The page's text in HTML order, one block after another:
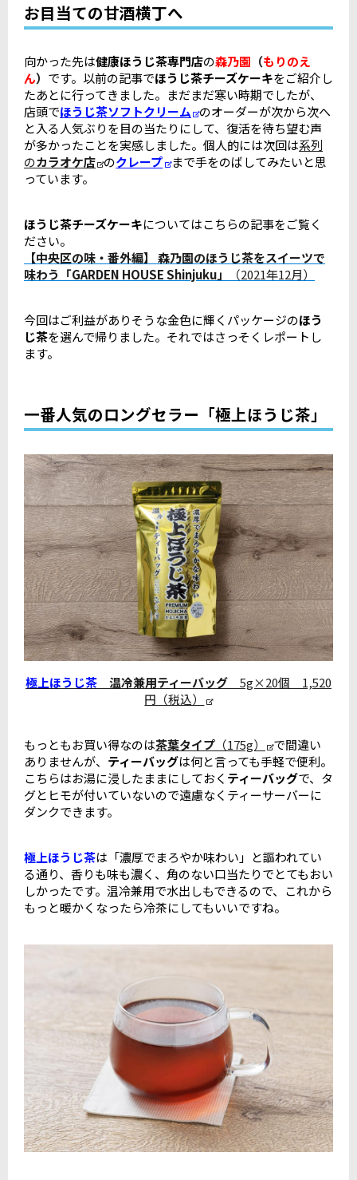
お目当ての甘酒横丁へ
向かった先は健康ほうじ茶専門店の森乃園 （もりのえ
ん） です。以前の記事でほうじ茶チーズケーキをご紹介し
たあとに行ってきました。まだまだ寒い時期でしたが、
店頭でほうじ茶ソフトクリーム のオーダーが次から次へ
と入る人気ぶりを目の当たりにして、復活を待ち望む声
が多かったことを実感しました。個人的には次回は系列
のカラオケ店 のクレープ まで手をのばしてみたいと思
っています。
ほうじ茶チーズケーキについてはこちらの記事をご覧く
ださい。
【中央区の味・番外編】 森乃園のほうじ茶をスイーツで
味わう「GARDEN HOUSE Shinjuku」
（2021年12月）
今回はご利益がありそうな金色に輝くパッケージのほう
じ茶を選んで帰りました。それではさっそくレポートし
ます。
一番人気のロングセラー「極上ほうじ茶」
極上ほうじ茶 温冷兼用ティーバッグ 5g×20個 1,520
円（税込）
もっともお買い得なのは茶葉タイプ （175g）
で間違い
ありませんが、 ティーバッグは何と言っても手軽で便利。
こちらはお湯に浸したままにしておく ティーバッグで、タ
グとヒモが付いていないので遠慮なくティーサーバーに
ダンクできます。
極上ほうじ茶は「濃厚でまろやか味わい」と謳われてい
る通り、香りも味も濃く、角のない口当たりでとてもおい
しかったです。温冷兼用で水出しもできるので、これから
もっと暖かくなったら冷茶にしてもいいですね。